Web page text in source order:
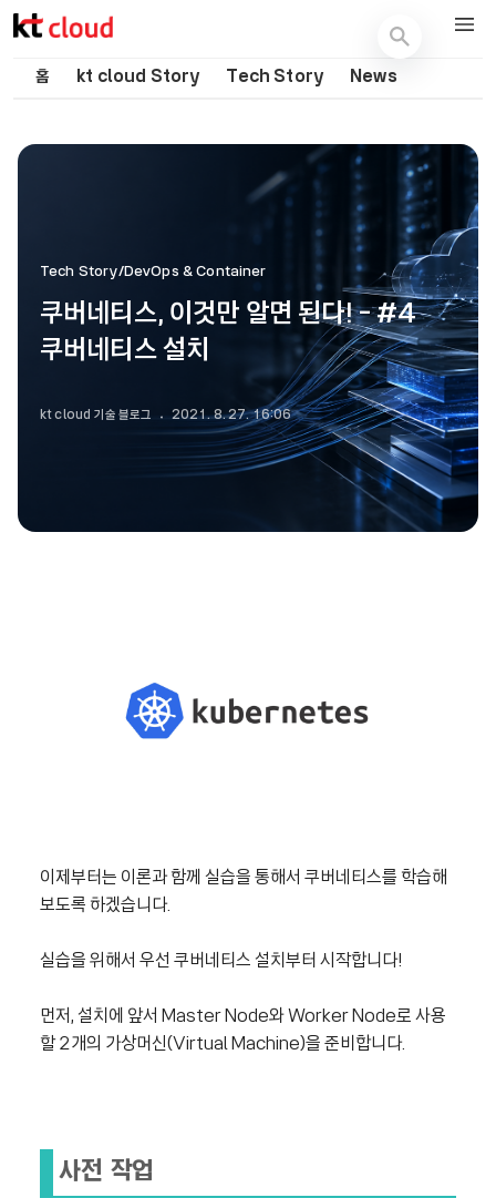
기술 블로그 (Tech) | kt cloud
홈 kt cloud Story Tech Story News
Tech Story/DevOps & Container
쿠버네티스, 이것만 알면 된다! - #4
쿠버네티스 설치
kt cloud 기술 블로그 2021. 8. 27. 16:06
이제부터는 이론과 함께 실습을 통해서 쿠버네티스를 학습해
보도록 하겠습니다.
실습을 위해서 우선 쿠버네티스 설치부터 시작합니다!
먼저, 설치에 앞서 Master Node와 Worker Node로 사용
할 2개의 가상머신(Virtual Machine)을 준비합니다.
사전 작업